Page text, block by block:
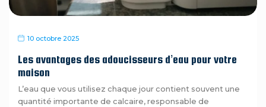
10 octobre 2025
Les avantages des adoucisseurs d’eau pour votre
maison
L’eau que vous utilisez chaque jour contient souvent une
quantité importante de calcaire, responsable de